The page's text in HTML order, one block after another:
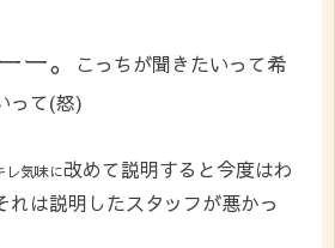
ー。
こっちが聞きたいって希
って(怒)
レ気味に改めて説明すると今度はわ
れは説明したスタッフが悪かっ